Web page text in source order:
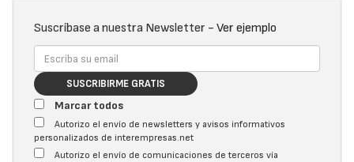
Suscríbase a nuestra Newsletter - Ver ejemplo
SUSCRIBIRME GRATIS
Marcar todos
Autorizo el envío de newsletters y avisos informativos
personalizados de interempresas.net
Autorizo el envío de comunicaciones de terceros vía